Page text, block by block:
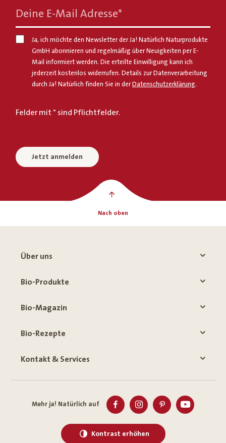
Deine E-Mail Adresse*
Ja, ich möchte den Newsletter der Ja! Natürlich Naturprodukte
GmbH abonnieren und regelmäßig über Neuigkeiten per E-
Mail informiert werden. Die erteilte Einwilligung kann ich
jederzeit kostenlos widerrufen. Details zur Datenverarbeitung
durch Ja! Natürlich finden Sie in derDatenschutzerklärung.
Felder mit * sind Pflichtfelder.
Jetzt anmelden
Nach oben
Über uns
Bio-Produkte
Bio-Magazin
Bio-Rezepte
Kontakt & Services
Mehr ja! Natürlich auf
Kontrast erhöhen